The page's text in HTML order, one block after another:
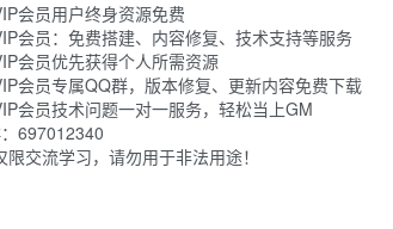
会员用户终身资源免费
会员：免费搭建、内容修复、技术支持等服务
会员优先获得个人所需资源
会员专属QQ群，版本修复、更新内容免费下载
会员技术问题一对一服务，轻松当上GM
697012340
限交流学习，请勿用于非法用途！